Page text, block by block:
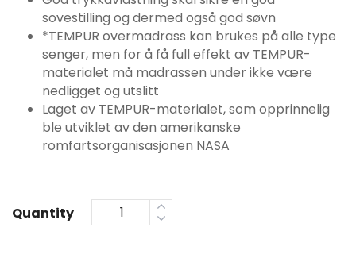
sovestilling og dermed også god søvn
*TEMPUR overmadrass kan brukes på alle type
senger, men for å få full effekt av TEMPUR-
materialet må madrassen under ikke være
nedligget og utslitt
Laget av TEMPUR-materialet, som opprinnelig
ble utviklet av den amerikanske
romfartsorganisasjonen NASA
Quantity